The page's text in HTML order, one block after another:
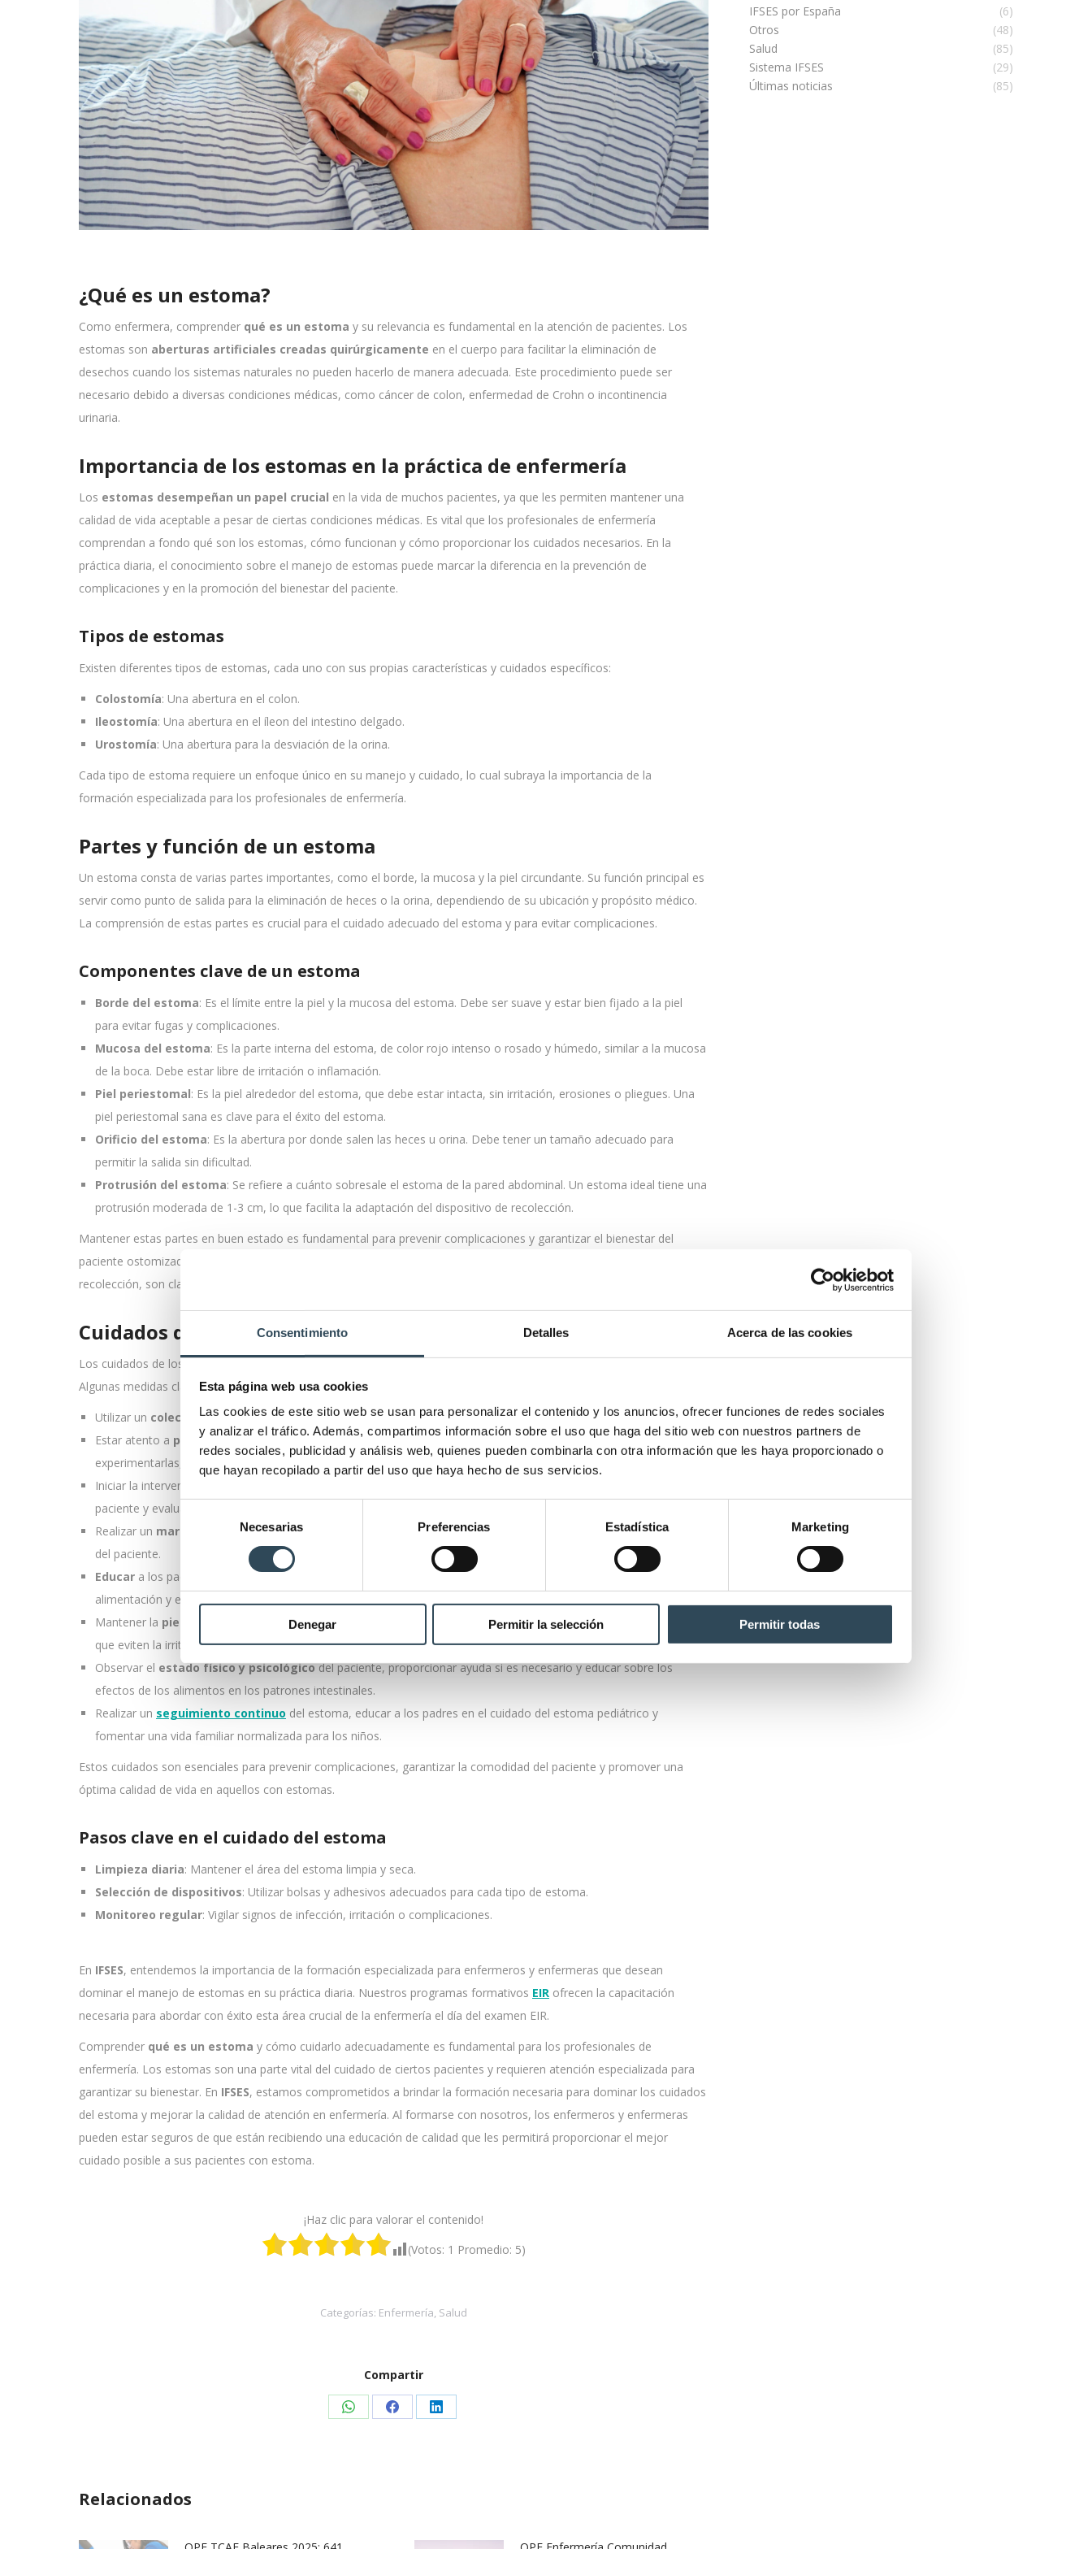
Consentimiento Detalles Acerca de las cookies
Esta página web usa cookies
Las cookies de este sitio web se usan para personalizar el contenido y los anuncios, ofrecer funciones de redes sociales
y analizar el tráfico. Además, compartimos información sobre el uso que haga del sitio web con nuestros partners de
redes sociales, publicidad y análisis web, quienes pueden combinarla con otra información que les haya proporcionado o
que hayan recopilado a partir del uso que haya hecho de sus servicios.
consentimiento
Necesarias Preferencias Estadística Marketing
Denegar Permitir la selección Permitir todas
¿Qué es un estoma?
Como enfermera, comprender qué es un estoma y su relevancia es fundamental en la atención de pacientes. Los
estomas son aberturas artificiales creadas quirúrgicamente en el cuerpo para facilitar la eliminación de
desechos cuando los sistemas naturales no pueden hacerlo de manera adecuada. Este procedimiento puede ser
necesario debido a diversas condiciones médicas, como cáncer de colon, enfermedad de Crohn o incontinencia
urinaria.
Importancia de los estomas en la práctica de enfermería
Los estomas desempeñan un papel crucial en la vida de muchos pacientes, ya que les permiten mantener una
calidad de vida aceptable a pesar de ciertas condiciones médicas. Es vital que los profesionales de enfermería
comprendan a fondo qué son los estomas, cómo funcionan y cómo proporcionar los cuidados necesarios. En la
práctica diaria, el conocimiento sobre el manejo de estomas puede marcar la diferencia en la prevención de
complicaciones y en la promoción del bienestar del paciente.
Tipos de estomas
Existen diferentes tipos de estomas, cada uno con sus propias características y cuidados específicos:
Colostomía: Una abertura en el colon.
Ileostomía: Una abertura en el íleon del intestino delgado.
Urostomía: Una abertura para la desviación de la orina.
Cada tipo de estoma requiere un enfoque único en su manejo y cuidado, lo cual subraya la importancia de la
formación especializada para los profesionales de enfermería.
Partes y función de un estoma
Un estoma consta de varias partes importantes, como el borde, la mucosa y la piel circundante. Su función principal es
servir como punto de salida para la eliminación de heces o la orina, dependiendo de su ubicación y propósito médico.
La comprensión de estas partes es crucial para el cuidado adecuado del estoma y para evitar complicaciones.
Componentes clave de un estoma
Borde del estoma: Es el límite entre la piel y la mucosa del estoma. Debe ser suave y estar bien fijado a la piel
para evitar fugas y complicaciones.
Mucosa del estoma: Es la parte interna del estoma, de color rojo intenso o rosado y húmedo, similar a la mucosa
de la boca. Debe estar libre de irritación o inflamación.
Piel periestomal: Es la piel alrededor del estoma, que debe estar intacta, sin irritación, erosiones o pliegues. Una
piel periestomal sana es clave para el éxito del estoma.
Orificio del estoma: Es la abertura por donde salen las heces u orina. Debe tener un tamaño adecuado para
permitir la salida sin dificultad.
Protrusión del estoma: Se refiere a cuánto sobresale el estoma de la pared abdominal. Un estoma ideal tiene una
protrusión moderada de 1-3 cm, lo que facilita la adaptación del dispositivo de recolección.
Mantener estas partes en buen estado es fundamental para prevenir complicaciones y garantizar el bienestar del
paciente ostomizado. El cuidado meticuloso de cada una de ellas, junto con el uso adecuado de dispositivos de
recolección, son claves en el manejo exitoso de un estoma.
Cuidados del estoma en pacientes
Los cuidados de los estomas son fundamentales para garantizar la salud y el bienestar de los pacientes ostomizados.
Algunas medidas clave incluyen:
Utilizar un colector o dispositivo adecuadopara facilitar el autocuidado y mejorar la calidad de vida del paciente.
Estar atento a posibles complicaciones , ya que alrededor del 50% de los pacientes ostomizados pueden
experimentarlas, y la prevención y rápida intervención son cruciales.
Iniciar la intervención de enfermería en el
paciente y evaluar las condiciones generales postoperatorias, incluyendo el color e infección del estoma.
Realizar un marcaje adecuadodel estoma para reducir la incidencia de complicaciones y mejorar la calidad de vida
del paciente.
Educar a los pacientes sobre el manejo de los estomas, incluyendo la elección del dispositivo más adecuado, la
alimentación y el cuidado de la piel circundante.
Mantener la piel periestomal limpia y seca , recortar la placa adhesiva ajustada al estoma y utilizar dispositivos
que eviten la irritación cutánea.
Observar el estado físico y psicológicodel paciente, proporcionar ayuda si es necesario y educar sobre los
efectos de los alimentos en los patrones intestinales.
Realizar un seguimiento continuo del estoma, educar a los padres en el cuidado del estoma pediátrico y
fomentar una vida familiar normalizada para los niños.
Estos cuidados son esenciales para prevenir complicaciones, garantizar la comodidad del paciente y promover una
óptima calidad de vida en aquellos con estomas.
Pasos clave en el cuidado del estoma
Limpieza diaria: Mantener el área del estoma limpia y seca.
Selección de dispositivos: Utilizar bolsas y adhesivos adecuados para cada tipo de estoma.
Monitoreo regular: Vigilar signos de infección, irritación o complicaciones.
En IFSES, entendemos la importancia de la formación especializada para enfermeros y enfermeras que desean
dominar el manejo de estomas en su práctica diaria. Nuestros programas formativos EIR ofrecen la capacitación
necesaria para abordar con éxito esta área crucial de la enfermería el día del examen EIR.
Comprender qué es un estoma y cómo cuidarlo adecuadamente es fundamental para los profesionales de
enfermería. Los estomas son una parte vital del cuidado de ciertos pacientes y requieren atención especializada para
garantizar su bienestar. En IFSES, estamos comprometidos a brindar la formación necesaria para dominar los cuidados
del estoma y mejorar la calidad de atención en enfermería. Al formarse con nosotros, los enfermeros y enfermeras
pueden estar seguros de que están recibiendo una educación de calidad que les permitirá proporcionar el mejor
cuidado posible a sus pacientes con estoma.
¡Haz clic para valorar el contenido!
(Votos: 1 Promedio: 5)
Categorías: Enfermería Salud
Compartir
Share Share Share
Relacionados
IFSES por España
(6)
Otros
(48)
Salud
(85)
Sistema IFSES
(29)
Últimas noticias
(85)